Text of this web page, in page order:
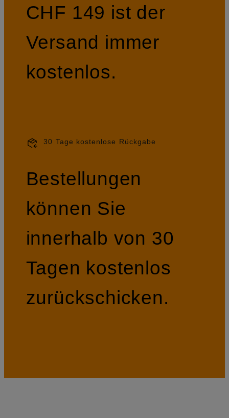
CHF 149 ist der
Versand immer
kostenlos.
30 Tage kostenlose Rückgabe
Bestellungen
können Sie
innerhalb von 30
Tagen kostenlos
zurückschicken.